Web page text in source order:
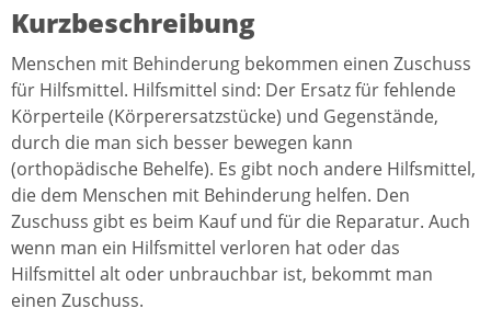
Kurzbeschreibung
Menschen mit Behinderung bekommen einen Zuschuss
für Hilfsmittel. Hilfsmittel sind: Der Ersatz für fehlende
Körperteile (Körperersatzstücke) und Gegenstände,
durch die man sich besser bewegen kann
(orthopädische Behelfe). Es gibt noch andere Hilfsmittel,
die dem Menschen mit Behinderung helfen. Den
Zuschuss gibt es beim Kauf und für die Reparatur. Auch
wenn man ein Hilfsmittel verloren hat oder das
Hilfsmittel alt oder unbrauchbar ist, bekommt man
einen Zuschuss.